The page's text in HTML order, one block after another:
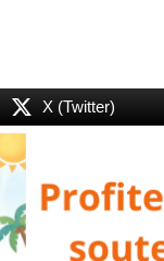
X (Twitter)